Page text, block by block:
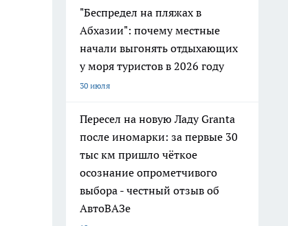
"Беспредел на пляжах в
Абхазии": почему местные
начали выгонять отдыхающих
у моря туристов в 2026 году
30 июля
Пересел на новую Ладу Granta
после иномарки: за первые 30
тыс км пришло чёткое
осознание опрометчивого
выбора - честный отзыв об
АвтоВАЗе